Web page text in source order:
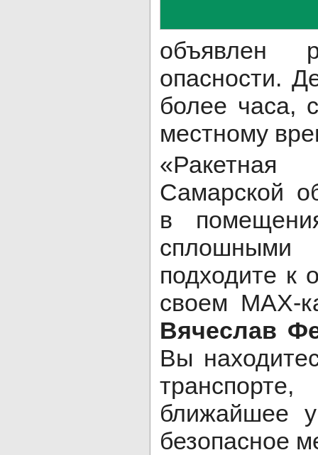
объявлен
опасности.
более часа,
местному
Самарской
в
подходите к
своем МАХ-
Вячеслав
Вы
транспорте,
ближайшее
безопасное